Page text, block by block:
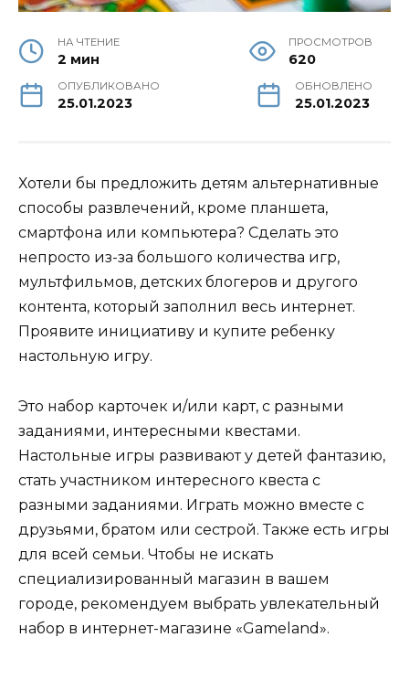
НА ЧТЕНИЕ
2 мин
ПРОСМОТРОВ
620
ОПУБЛИКОВАНО
25.01.2023
ОБНОВЛЕНО
25.01.2023
Хотели бы предложить детям альтернативные
способы развлечений, кроме планшета,
смартфона или компьютера? Сделать это
непросто из-за большого количества игр,
мультфильмов, детских блогеров и другого
контента, который заполнил весь интернет.
Проявите инициативу и купите ребенку
настольную игру.
Это набор карточек и/или карт, с разными
заданиями, интересными квестами.
Настольные игры развивают у детей фантазию,
стать участником интересного квеста с
разными заданиями. Играть можно вместе с
друзьями, братом или сестрой. Также есть игры
для всей семьи. Чтобы не искать
специализированный магазин в вашем
городе, рекомендуем выбрать увлекательный
набор в интернет-магазине «Gameland».